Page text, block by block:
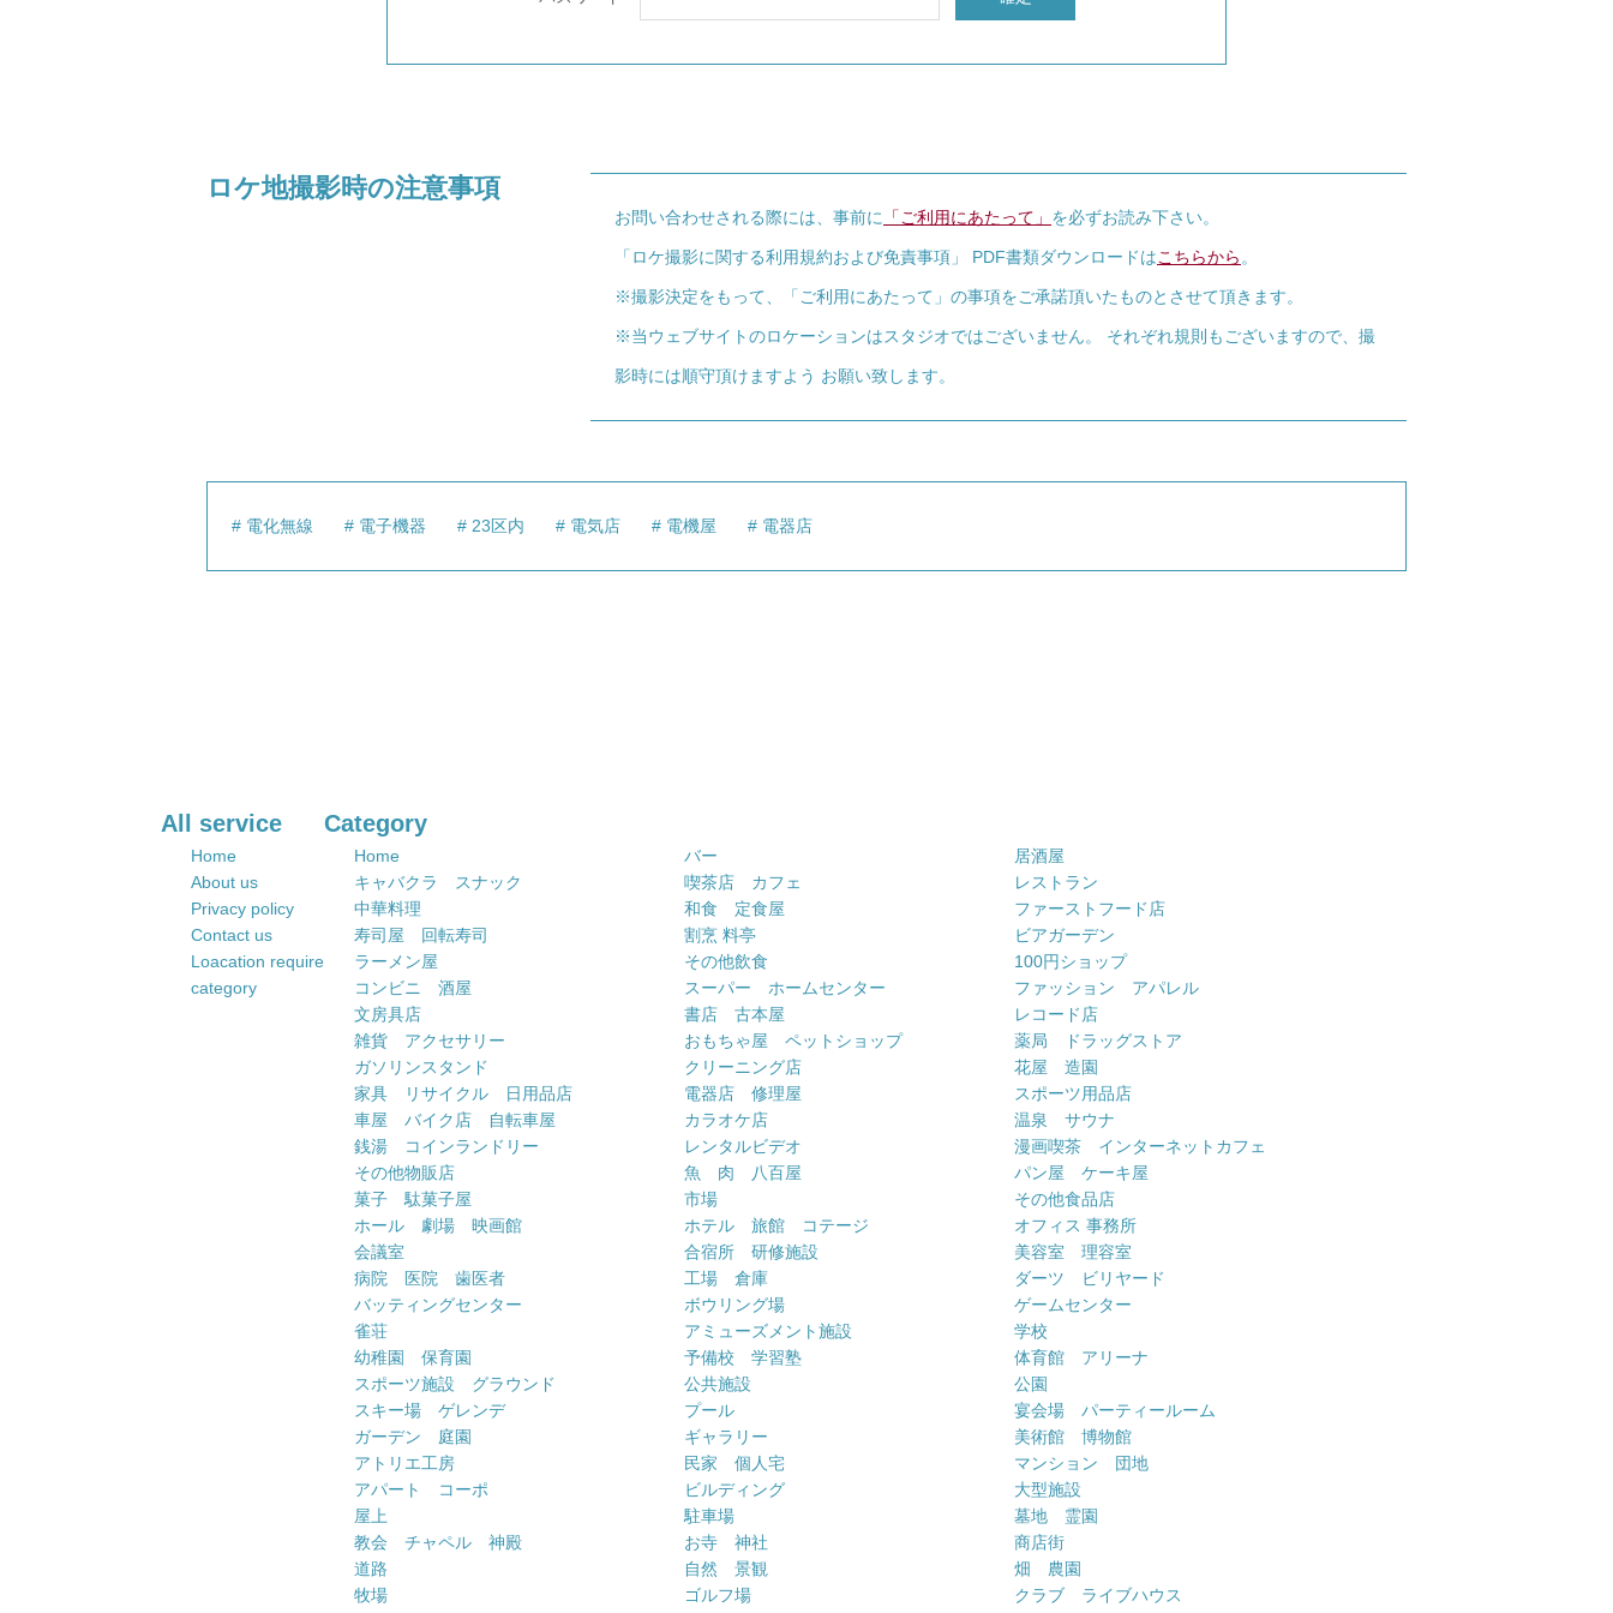
ロケ地撮影時の注意事項
お問い合わせされる際には、事前に 「ご利用にあたって」 を必ずお読み下さい。
「ロケ撮影に関する利用規約および免責事項」 PDF書類ダウンロードはこちらから 。
※撮影決定をもって、「ご利用にあたって」の事項をご承諾頂いたものとさせて頂きます。
※当ウェブサイトのロケーションはスタジオではございません。 それぞれ規則もございますので、撮
影時には順守頂けますよう お願い致します。
電化無線 電子機器 23区内 電気店 電機屋 電器店
All service
Home
About us
Privacy policy
Contact us
Loacation require
category
Category
Home バー
居酒屋
キャバクラ スナック
喫茶店 カフェ
レストラン
中華料理
和食 定食屋
ファーストフード店
寿司屋 回転寿司
割烹 料亭
ビアガーデン
ラーメン屋
その他飲食
100円ショップ
コンビニ 酒屋
スーパー ホームセンター
ファッション アパレル
文房具店
書店 古本屋
レコード店
雑貨 アクセサリー
おもちゃ屋 ペットショップ
薬局 ドラッグストア
ガソリンスタンド
クリーニング店
花屋 造園
家具 リサイクル 日用品店
電器店 修理屋
スポーツ用品店
車屋 バイク店 自転車屋
カラオケ店
温泉 サウナ
銭湯 コインランドリー
レンタルビデオ
漫画喫茶 インターネットカフェ
その他物販店
魚 肉 八百屋
パン屋 ケーキ屋
菓子 駄菓子屋
市場
その他食品店
ホール 劇場 映画館
ホテル 旅館 コテージ
オフィス 事務所
会議室
合宿所 研修施設
美容室 理容室
病院 医院 歯医者
工場 倉庫
ダーツ ビリヤード
バッティングセンター
ボウリング場
ゲームセンター
雀荘
アミューズメント施設
学校
幼稚園 保育園
予備校 学習塾
体育館 アリーナ
スポーツ施設 グラウンド
公共施設
公園
スキー場 ゲレンデ
プール
宴会場 パーティールーム
ガーデン 庭園
ギャラリー
美術館 博物館
アトリエ工房
民家 個人宅
マンション 団地
アパート コーポ
ビルディング
大型施設
屋上
駐車場
墓地 霊園
教会 チャペル 神殿
お寺 神社
商店街
道路
自然 景観
畑 農園
牧場
ゴルフ場
クラブ ライブハウス